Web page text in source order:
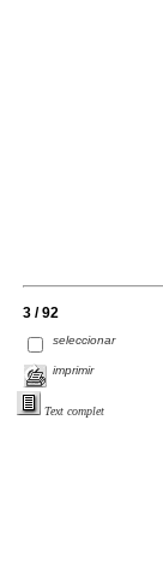
3 / 92
seleccionar
imprimir
Text complet